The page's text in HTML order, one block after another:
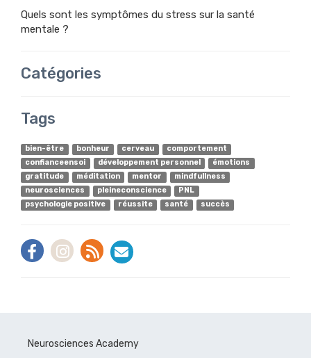
Quels sont les symptômes du stress sur la santé
mentale ?
Catégories
Tags
bien-être bonheur cerveau
comportement
confianceensoi
développement personnel
émotions
gratitude
méditation mentor
mindfullness
neurosciences
pleineconscience
PNL
psychologie positive
réussite santé succès
Neurosciences Academy